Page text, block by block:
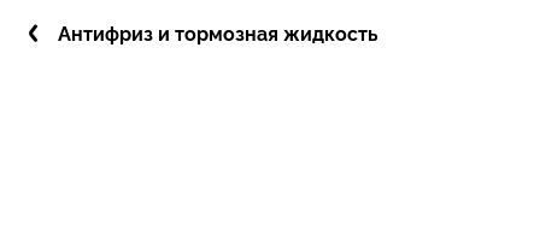
Антифриз и тормозная жидкость